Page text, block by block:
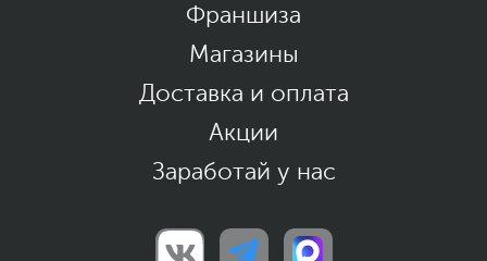
Франшиза
Магазины
Доставка и оплата
Акции
Заработай у нас